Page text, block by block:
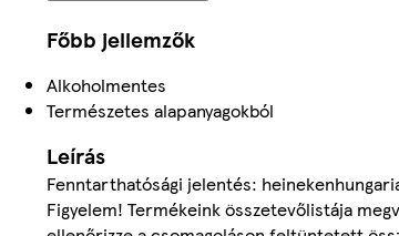
Főbb jellemzők
Alkoholmentes
Természetes alapanyagokból
Leírás
Fenntarthatósági jelentés:
Figyelem! Termékeink összetevőlistája